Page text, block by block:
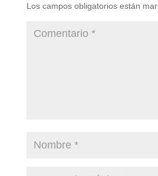
Los campos obligatorios están